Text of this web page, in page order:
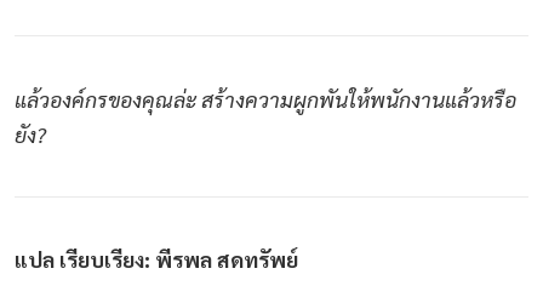
แล้วองค์กรของคุณล่ะ สร้างความผูกพันให้พนักงานแล้วหรือ
ยัง?
แปล เรียบเรียง: พีรพล สดทรัพย์